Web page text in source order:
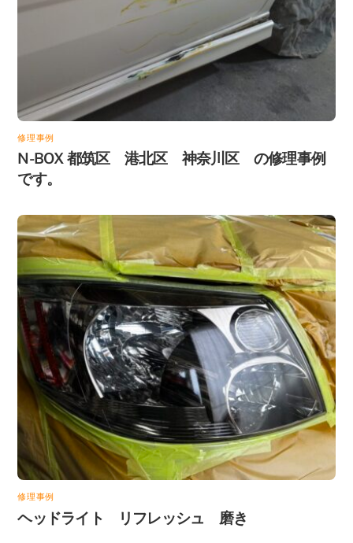
修理事例
N-BOX 都筑区 港北区 神奈川区 の修理事例
です。
修理事例
ヘッドライト リフレッシュ 磨き